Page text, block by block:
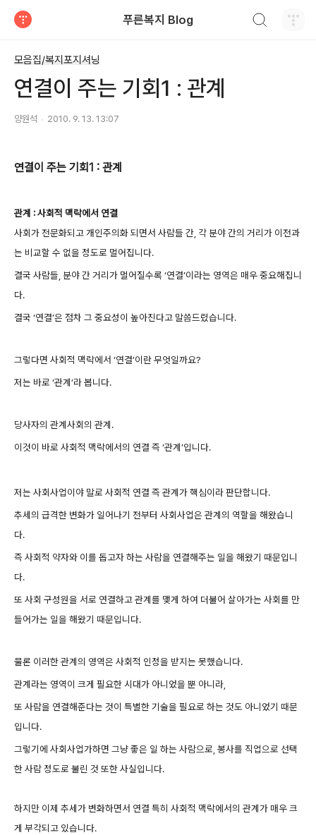
푸른복지 Blog
모음집/복지포지셔닝
연결이 주는 기회1 : 관계
양원석 2010. 9. 13. 13:07
연결이 주는 기회1 : 관계
관계 : 사회적 맥락에서 연결
사회가 전문화되고 개인주의화 되면서 사람들 간, 각 분야 간의 거리가 이전과
는 비교할 수 없을 정도로 멀어집니다.
결국 사람들, 분야 간 거리가 멀어질수록 ‘연결’이라는 영역은 매우 중요해집니
다.
결국 ‘연결’은 점차 그 중요성이 높아진다고 말씀드렸습니다.
그렇다면 사회적 맥락에서 ‘연결’이란 무엇일까요?
저는 바로 ‘관계’라 봅니다.
당사자의 관계사회의 관계.
이것이 바로 사회적 맥락에서의 연결 즉 ‘관계’입니다.
저는 사회사업이야 말로 사회적 연결 즉 관계가 핵심이라 판단합니다.
추세의 급격한 변화가 일어나기 전부터 사회사업은 관계의 역할을 해왔습니
다.
즉 사회적 약자와 이를 돕고자 하는 사람을 연결해주는 일을 해왔기 때문입니
다.
또 사회 구성원을 서로 연결하고 관계를 맺게 하여 더불어 살아가는 사회를 만
들어가는 일을 해왔기 때문입니다.
물론 이러한 관계의 영역은 사회적 인정을 받지는 못했습니다.
관계라는 영역이 크게 필요한 시대가 아니었을 뿐 아니라,
또 사람을 연결해준다는 것이 특별한 기술을 필요로 하는 것도 아니었기 때문
입니다.
그렇기에 사회사업가하면 그냥 좋은 일 하는 사람으로, 봉사를 직업으로 선택
한 사람 정도로 불린 것 또한 사실입니다.
하지만 이제 추세가 변화하면서 연결 특히 사회적 맥락에서의 관계가 매우 크
게 부각되고 있습니다.